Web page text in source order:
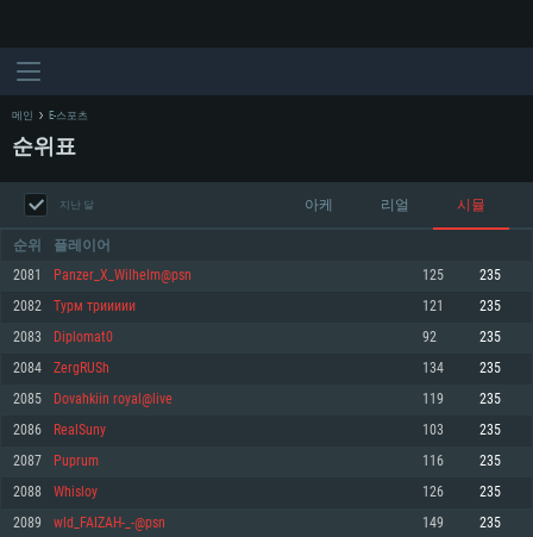
최소사양
운영체제: Windows 10 (64 bit)
프로세서: 2.2 GHz 듀얼코어 이상
최소사양
운영체제: Mac OS Big Sur 11.0
프로세서: 최소 2.2 GHz의 Core i5 (Intel Xeon 은 지원하지 않습니다)
최소사양
운영체제: 64bit Linux 중 최신 버전
프로세서: 2.4 GHz 듀얼코어
메인 E-스포츠
순위표
지난 달 아케 리얼 시뮬
순위 플레이어
2081 Panzer_X_Wilhelm@psn 125 235
2082 Турм триииии 121 235
2083 Diplomat0 92 235
2084 ZergRUSh 134 235
2085 Dovahkiin royal@live 119 235
2086 RealSuny 103 235
2087 Puprum 116 235
2088 Whisloy 126 235
2089 wld_FAIZAH-_-@psn 149 235